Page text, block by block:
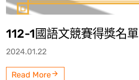
112-1國語文競賽得獎名單
2024.01.22
Read More